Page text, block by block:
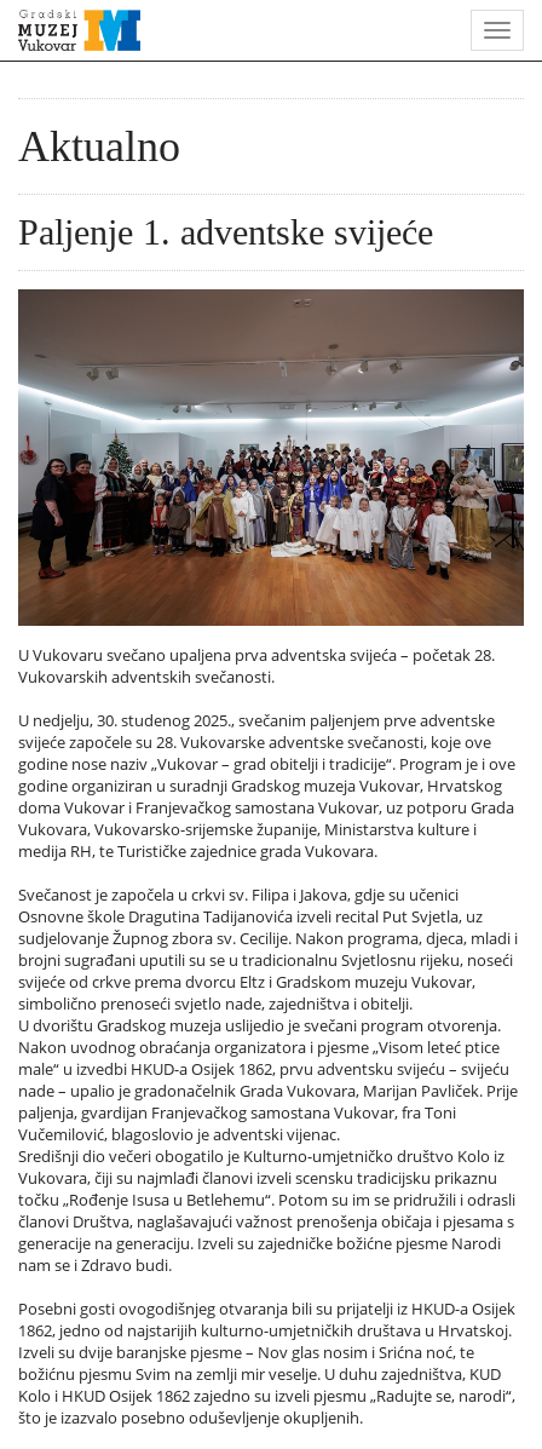
Aktualno
Paljenje 1. adventske svijeće
U Vukovaru svečano upaljena prva adventska svijeća – početak 28.
Vukovarskih adventskih svečanosti.
U nedjelju, 30. studenog 2025., svečanim paljenjem prve adventske
svijeće započele su 28. Vukovarske adventske svečanosti, koje ove
godine nose naziv „Vukovar – grad obitelji i tradicije“. Program je i ove
godine organiziran u suradnji Gradskog muzeja Vukovar, Hrvatskog
doma Vukovar i Franjevačkog samostana Vukovar, uz potporu Grada
Vukovara, Vukovarsko-srijemske županije, Ministarstva kulture i
medija RH, te Turističke zajednice grada Vukovara.
Svečanost je započela u crkvi sv. Filipa i Jakova, gdje su učenici
Osnovne škole Dragutina Tadijanovića izveli recital Put Svjetla, uz
sudjelovanje Župnog zbora sv. Cecilije. Nakon programa, djeca, mladi i
brojni sugrađani uputili su se u tradicionalnu Svjetlosnu rijeku, noseći
svijeće od crkve prema dvorcu Eltz i Gradskom muzeju Vukovar,
simbolično prenoseći svjetlo nade, zajedništva i obitelji.
U dvorištu Gradskog muzeja uslijedio je svečani program otvorenja.
Nakon uvodnog obraćanja organizatora i pjesme „Visom leteć ptice
male“ u izvedbi HKUD-a Osijek 1862, prvu adventsku svijeću – svijeću
nade – upalio je gradonačelnik Grada Vukovara, Marijan Pavliček. Prije
paljenja, gvardijan Franjevačkog samostana Vukovar, fra Toni
Vučemilović, blagoslovio je adventski vijenac.
Središnji dio večeri obogatilo je Kulturno-umjetničko društvo Kolo iz
Vukovara, čiji su najmlađi članovi izveli scensku tradicijsku prikaznu
točku „Rođenje Isusa u Betlehemu“. Potom su im se pridružili i odrasli
članovi Društva, naglašavajući važnost prenošenja običaja i pjesama s
generacije na generaciju. Izveli su zajedničke božićne pjesme Narodi
nam se i Zdravo budi.
Posebni gosti ovogodišnjeg otvaranja bili su prijatelji iz HKUD-a Osijek
1862, jedno od najstarijih kulturno-umjetničkih društava u Hrvatskoj.
Izveli su dvije baranjske pjesme – Nov glas nosim i Srićna noć, te
božićnu pjesmu Svim na zemlji mir veselje. U duhu zajedništva, KUD
Kolo i HKUD Osijek 1862 zajedno su izveli pjesmu „Radujte se, narodi“,
što je izazvalo posebno oduševljenje okupljenih.